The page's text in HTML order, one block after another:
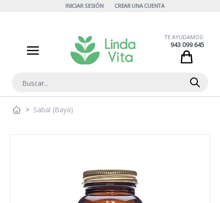
INICIAR SESIÓN CREAR UNA CUENTA
Buscar
TE AYUDAMOS:
943 099 645
> Sabal (Baya)